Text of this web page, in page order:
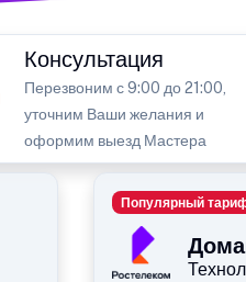
Консультация
Перезвоним с 9:00 до 21:00,
уточним Ваши желания и
оформим выезд Мастера
Популярный